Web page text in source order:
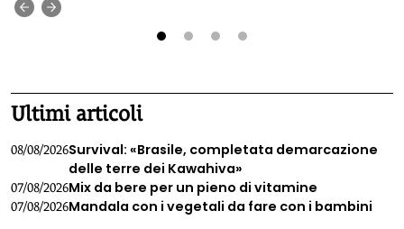
Ultimi articoli
08/08/2026Survival: «Brasile, completata demarcazione
delle terre dei Kawahiva»
07/08/2026Mix da bere per un pieno di vitamine
07/08/2026Mandala con i vegetali da fare con i bambini